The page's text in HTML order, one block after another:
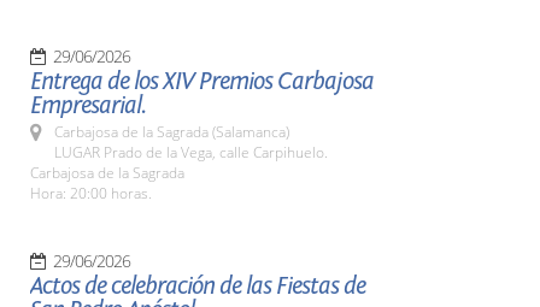
29/06/2026
Entrega de los XIV Premios Carbajosa
Empresarial.
Carbajosa de la Sagrada (Salamanca)
LUGAR Prado de la Vega, calle Carpihuelo.
Carbajosa de la Sagrada
Hora: 20:00 horas.
29/06/2026
Actos de celebración de las Fiestas de